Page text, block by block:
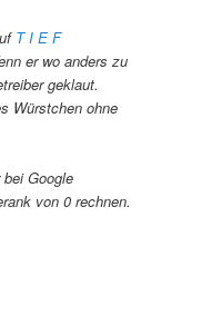
T I E F
er wo anders zu
geklaut.
Würstchen ohne
Google
von 0 rechnen.